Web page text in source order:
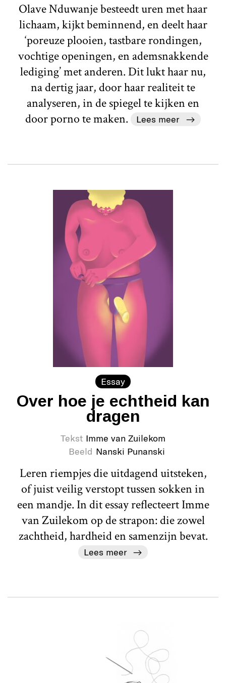
Olave Nduwanje besteedt uren met haar
lichaam, kijkt beminnend, en deelt haar
‘poreuze plooien, tastbare rondingen,
vochtige openingen, en ademsnakkende
lediging’ met anderen. Dit lukt haar nu,
na dertig jaar, door haar realiteit te
analyseren, in de spiegel te kijken en
door porno te maken.
Lees meer
Essay
Over hoe je echtheid kan
dragen
Tekst Imme van Zuilekom
Beeld Nanski Punanski
Leren riempjes die uitdagend uitsteken,
of juist veilig verstopt tussen sokken in
een mandje. In dit essay reflecteert Imme
van Zuilekom op de strapon: die zowel
zachtheid, hardheid en samenzijn bevat.
Lees meer